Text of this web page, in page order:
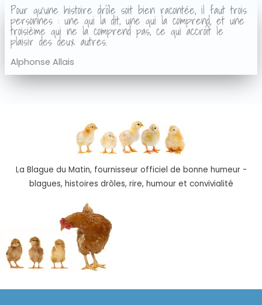
Pour qu'une histoire drôle soit bien racontée, il faut trois
personnes : une qui la dit, une qui la comprend, et une
troisième qui ne la comprend pas, ce qui accroît le
plaisir des deux autres.
Alphonse Allais
La Blague du Matin, fournisseur officiel de bonne humeur -
blagues, histoires drôles, rire, humour et convivialité